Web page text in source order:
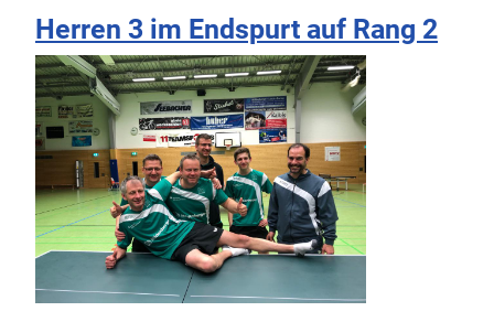
Herren 3 im Endspurt auf Rang 2